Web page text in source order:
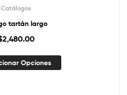
Catálogos
tartán largo
2,480.00
Opciones